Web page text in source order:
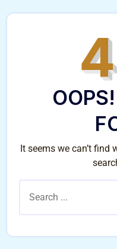
It seems we can’t find